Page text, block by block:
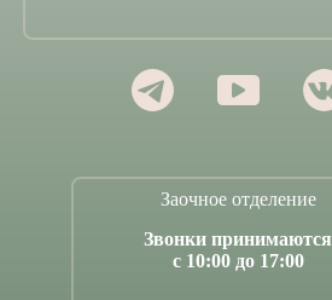
Заочное отделение
Звонки принимаются
с 10:00 до 17:00